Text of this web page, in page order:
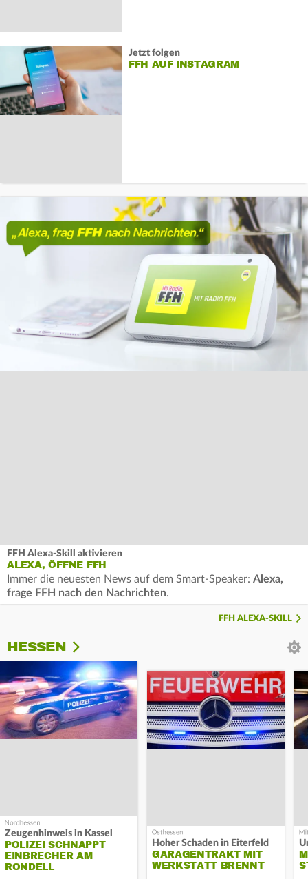
Jetzt folgen
FFH AUF INSTAGRAM
FFH Alexa-Skill aktivieren
ALEXA, ÖFFNE FFH
Immer die neuesten News auf dem Smart-Speaker: Alexa,
frage FFH nach den Nachrichten.
FFH ALEXA-SKILL
HESSEN
Zeugenhinweis in Kassel
POLIZEI SCHNAPPT
EINBRECHER AM
RONDELL
Hoher Schaden in Eiterfeld
GARAGENTRAKT MIT
WERKSTATT BRENNT